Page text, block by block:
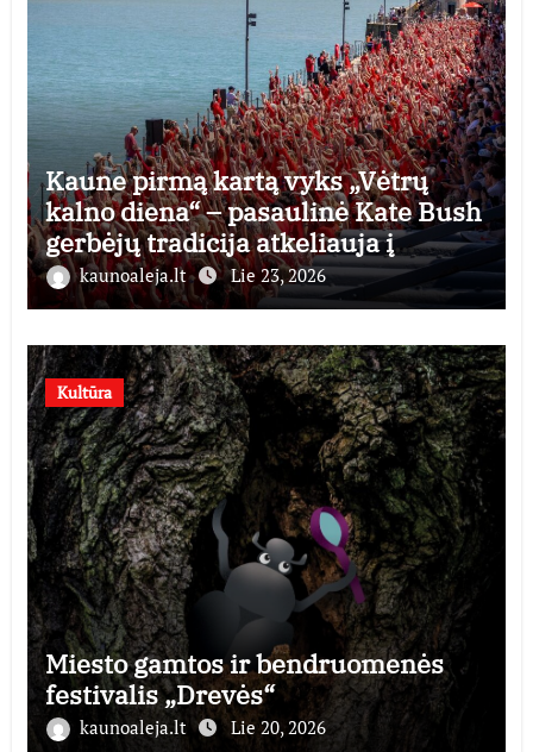
Kaune pirmą kartą vyks „Vėtrų
kalno diena“ – pasaulinė Kate Bush
gerbėjų tradicija atkeliauja į
Lietuvą
kaunoaleja.lt Lie 23, 2026
Kultūra
Miesto gamtos ir bendruomenės
festivalis „Drevės“
kaunoaleja.lt Lie 20, 2026